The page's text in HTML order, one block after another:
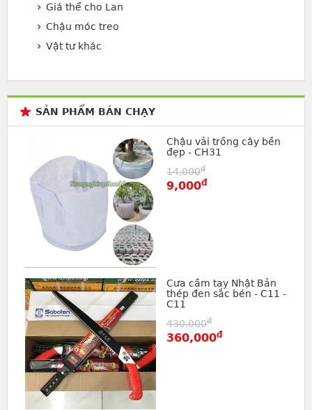
Giá thể cho Lan
Chậu móc treo
Vật tư khác
SẢN PHẨM BÁN CHẠY
Chậu vải trồng cây bền
đẹp - CH31
14,000đ
9,000đ
Cưa cầm tay Nhật Bản
thép đen sắc bén - C11 -
C11
430,000đ
360,000đ